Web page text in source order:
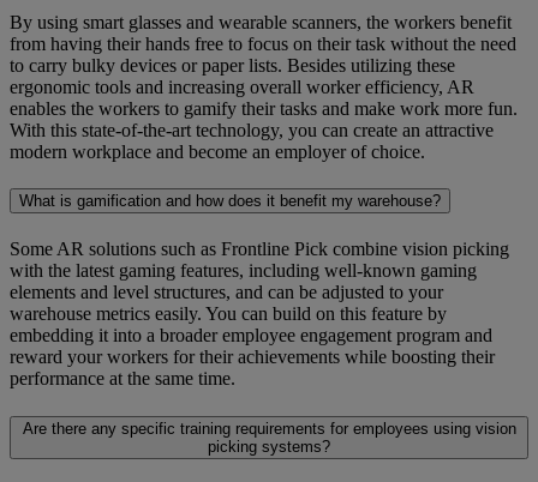
By using smart glasses and wearable scanners, the workers benefit
from having their hands free to focus on their task without the need
to carry bulky devices or paper lists. Besides utilizing these
ergonomic tools and increasing overall worker efficiency, AR
enables the workers to gamify their tasks and make work more fun.
With this state-of-the-art technology, you can create an attractive
modern workplace and become an employer of choice.
What is gamification and how does it benefit my warehouse?
Some AR solutions such as Frontline Pick combine vision picking
with the latest gaming features, including well-known gaming
elements and level structures, and can be adjusted to your
warehouse metrics easily. You can build on this feature by
embedding it into a broader employee engagement program and
reward your workers for their achievements while boosting their
performance at the same time.
Are there any specific training requirements for employees using vision
picking systems?